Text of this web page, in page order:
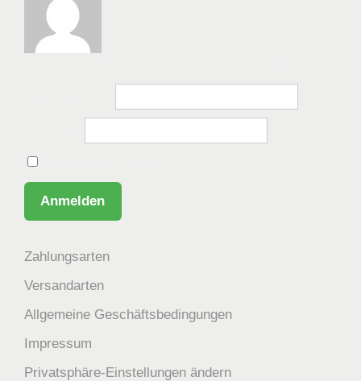
Zahlungsarten
Versandarten
Allgemeine Geschäftsbedingungen
Impressum
Privatsphäre-Einstellungen ändern